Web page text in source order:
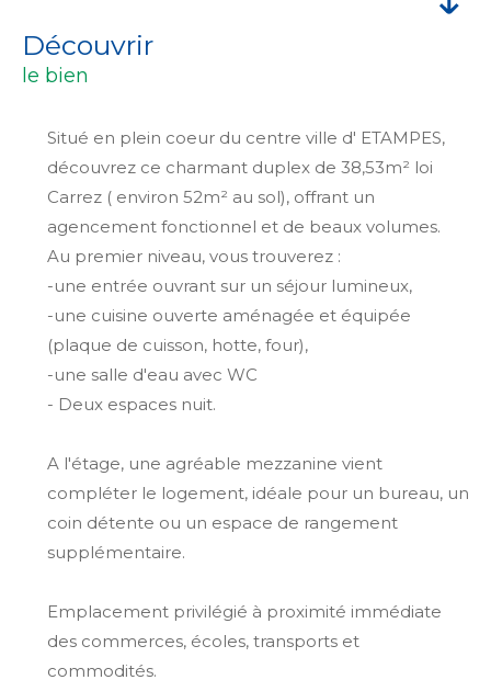
découvrir
le bien
Situé en plein coeur du centre ville d' ETAMPES,
découvrez ce charmant duplex de 38,53m² loi
Carrez ( environ 52m² au sol), offrant un
agencement fonctionnel et de beaux volumes.
Au premier niveau, vous trouverez :
-une entrée ouvrant sur un séjour lumineux,
-une cuisine ouverte aménagée et équipée
(plaque de cuisson, hotte, four),
-une salle d'eau avec WC
- Deux espaces nuit.
A l'étage, une agréable mezzanine vient
compléter le logement, idéale pour un bureau, un
coin détente ou un espace de rangement
supplémentaire.
Emplacement privilégié à proximité immédiate
des commerces, écoles, transports et
commodités.